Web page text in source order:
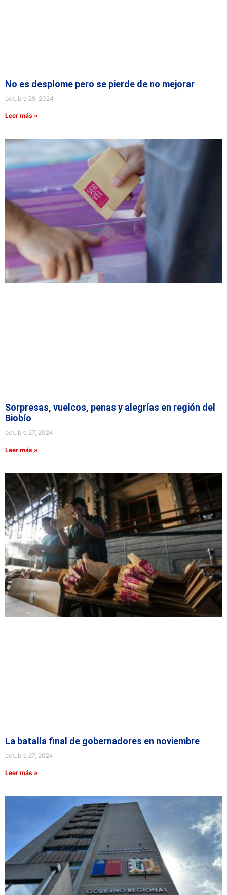
No es desplome pero se pierde de no mejorar
octubre 29, 2024
Leer más »
Sorpresas, vuelcos, penas y alegrías en región del
Biobío
octubre 27, 2024
Leer más »
La batalla final de gobernadores en noviembre
octubre 27, 2024
Leer más »